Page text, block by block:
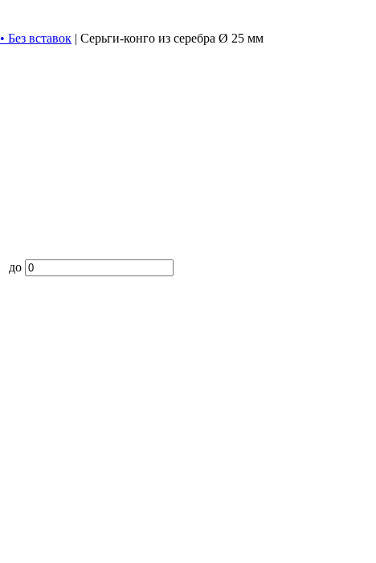
• Без вставок | Серьги-конго из серебра Ø 25 мм
до